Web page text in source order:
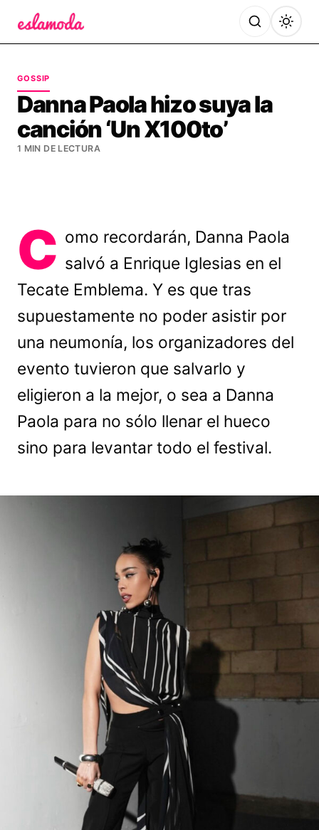
GOSSIP
Danna Paola hizo suya la
canción ‘Un X100to’
1 MIN DE LECTURA
C omo recordarán, Danna Paola
salvó a Enrique Iglesias en el
Tecate Emblema. Y es que tras
supuestamente no poder asistir por
una neumonía, los organizadores del
evento tuvieron que salvarlo y
eligieron a la mejor, o sea a Danna
Paola para no sólo llenar el hueco
sino para levantar todo el festival.